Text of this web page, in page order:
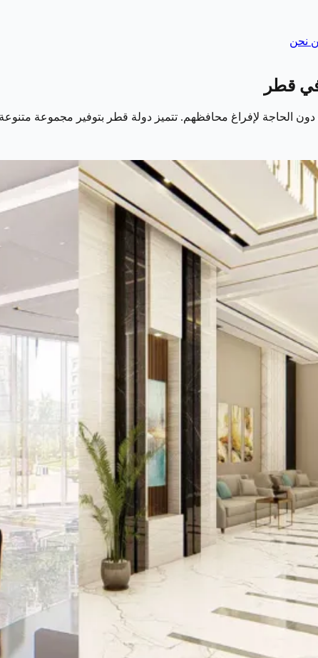
نحن
دون الحاجة لإفراغ محافظهم. تتميز دولة قطر بتوفير مجموعة